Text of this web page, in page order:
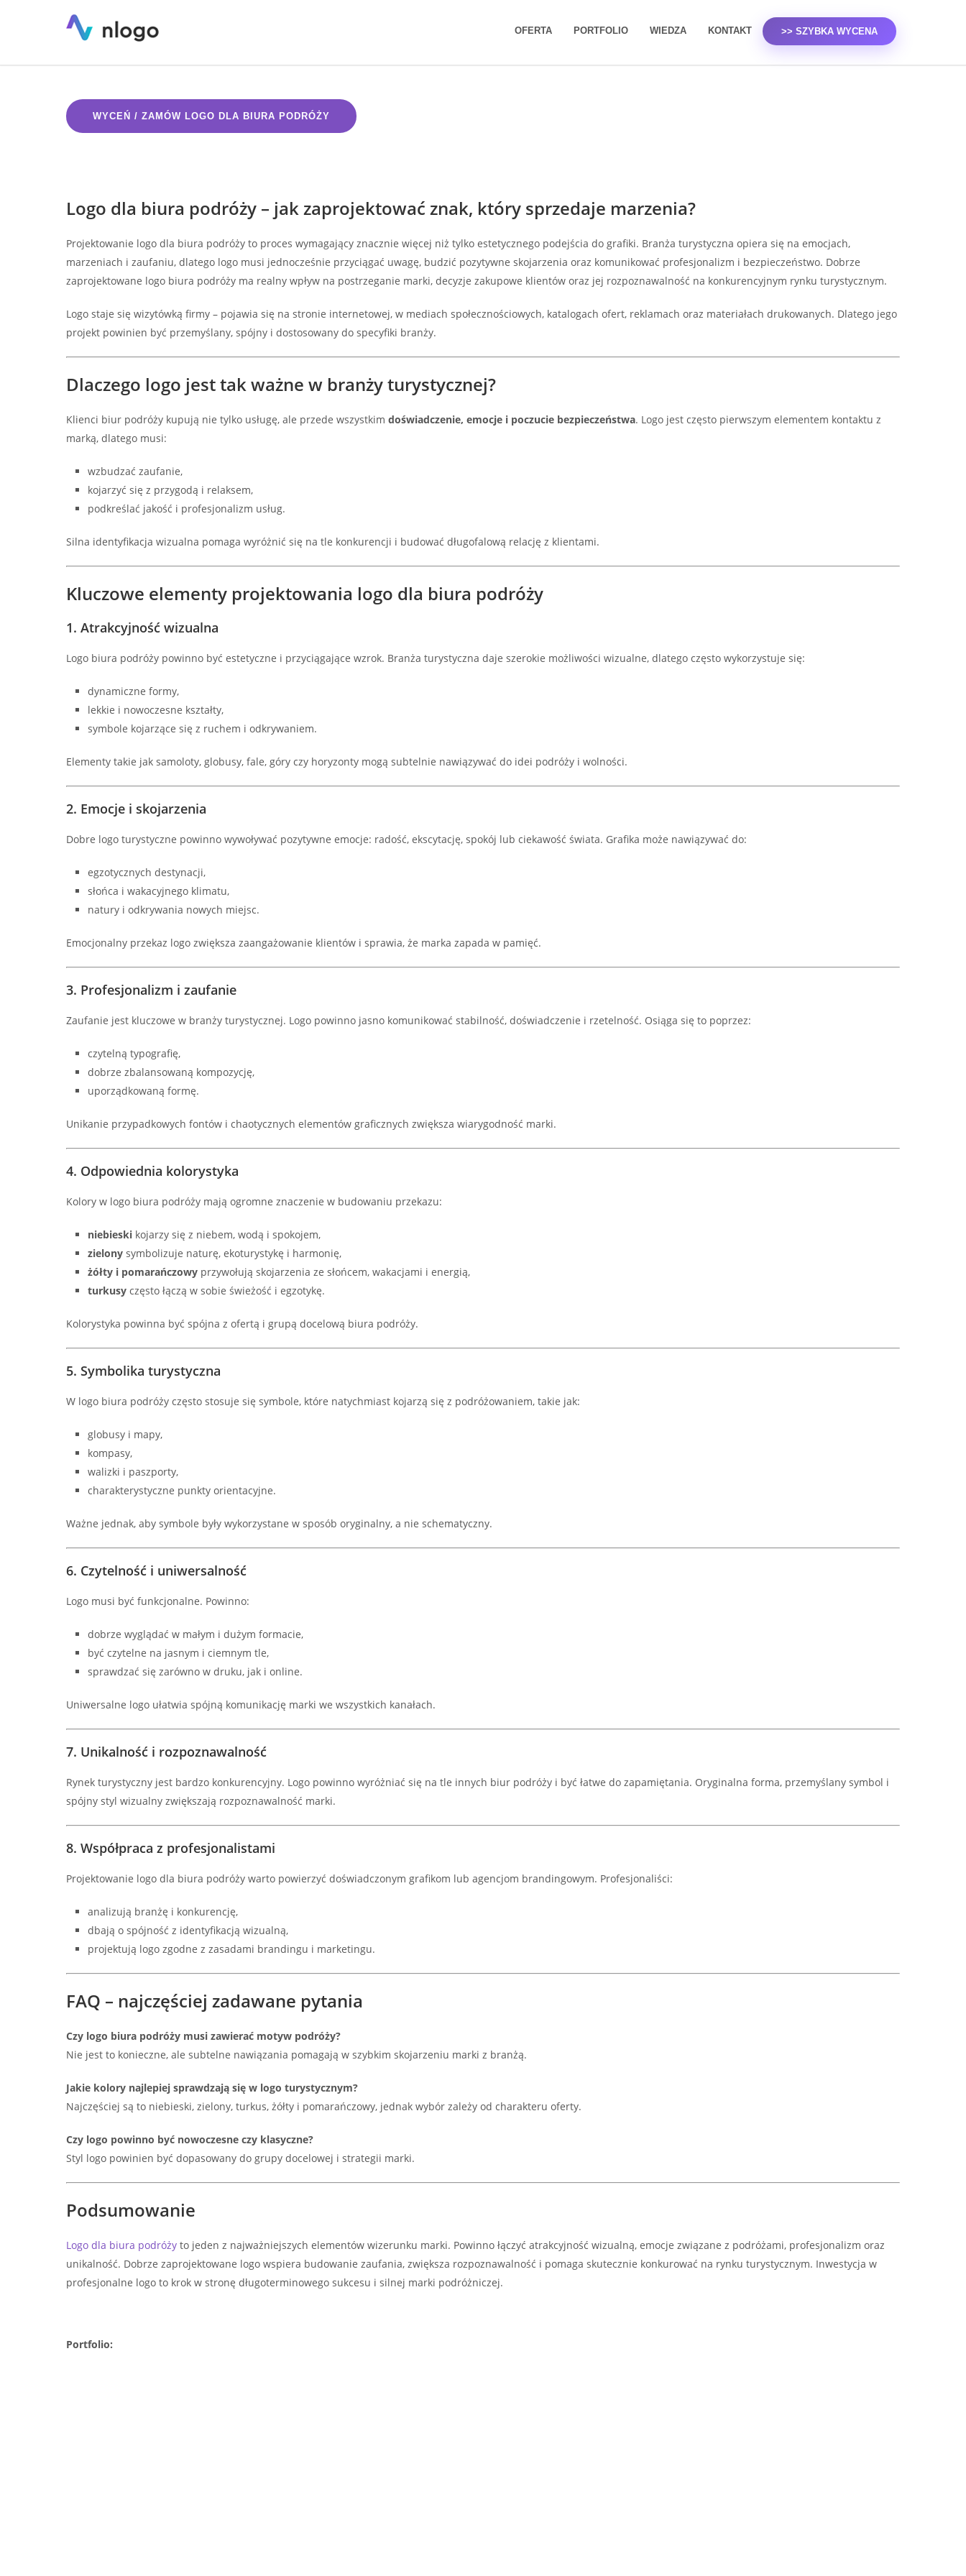
OFERTA PORTFOLIO WIEDZA KONTAKT >> SZYBKA WYCENA
Logo dla biura podróży
WYCEŃ / ZAMÓW LOGO DLA BIURA PODRÓŻY
Logo dla biura podróży – jak zaprojektować znak, który sprzedaje marzenia?
Projektowanie logo dla biura podróży to proces wymagający znacznie więcej niż tylko estetycznego podejścia do grafiki. Branża turystyczna opiera się na emocjach,
marzeniach i zaufaniu, dlatego logo musi jednocześnie przyciągać uwagę, budzić pozytywne skojarzenia oraz komunikować profesjonalizm i bezpieczeństwo. Dobrze
zaprojektowane logo biura podróży ma realny wpływ na postrzeganie marki, decyzje zakupowe klientów oraz jej rozpoznawalność na konkurencyjnym rynku turystycznym.
Logo staje się wizytówką firmy – pojawia się na stronie internetowej, w mediach społecznościowych, katalogach ofert, reklamach oraz materiałach drukowanych. Dlatego jego
projekt powinien być przemyślany, spójny i dostosowany do specyfiki branży.
Dlaczego logo jest tak ważne w branży turystycznej?
Klienci biur podróży kupują nie tylko usługę, ale przede wszystkim doświadczenie, emocje i poczucie bezpieczeństwa. Logo jest często pierwszym elementem kontaktu z
marką, dlatego musi:
wzbudzać zaufanie,
kojarzyć się z przygodą i relaksem,
podkreślać jakość i profesjonalizm usług.
Silna identyfikacja wizualna pomaga wyróżnić się na tle konkurencji i budować długofalową relację z klientami.
Kluczowe elementy projektowania logo dla biura podróży
1. Atrakcyjność wizualna
Logo biura podróży powinno być estetyczne i przyciągające wzrok. Branża turystyczna daje szerokie możliwości wizualne, dlatego często wykorzystuje się:
dynamiczne formy,
lekkie i nowoczesne kształty,
symbole kojarzące się z ruchem i odkrywaniem.
Elementy takie jak samoloty, globusy, fale, góry czy horyzonty mogą subtelnie nawiązywać do idei podróży i wolności.
2. Emocje i skojarzenia
Dobre logo turystyczne powinno wywoływać pozytywne emocje: radość, ekscytację, spokój lub ciekawość świata. Grafika może nawiązywać do:
egzotycznych destynacji,
słońca i wakacyjnego klimatu,
natury i odkrywania nowych miejsc.
Emocjonalny przekaz logo zwiększa zaangażowanie klientów i sprawia, że marka zapada w pamięć.
3. Profesjonalizm i zaufanie
Zaufanie jest kluczowe w branży turystycznej. Logo powinno jasno komunikować stabilność, doświadczenie i rzetelność. Osiąga się to poprzez:
czytelną typografię,
dobrze zbalansowaną kompozycję,
uporządkowaną formę.
Unikanie przypadkowych fontów i chaotycznych elementów graficznych zwiększa wiarygodność marki.
4. Odpowiednia kolorystyka
Kolory w logo biura podróży mają ogromne znaczenie w budowaniu przekazu:
niebieski kojarzy się z niebem, wodą i spokojem,
zielony symbolizuje naturę, ekoturystykę i harmonię,
żółty i pomarańczowy przywołują skojarzenia ze słońcem, wakacjami i energią,
turkusy często łączą w sobie świeżość i egzotykę.
Kolorystyka powinna być spójna z ofertą i grupą docelową biura podróży.
5. Symbolika turystyczna
W logo biura podróży często stosuje się symbole, które natychmiast kojarzą się z podróżowaniem, takie jak:
globusy i mapy,
kompasy,
walizki i paszporty,
charakterystyczne punkty orientacyjne.
Ważne jednak, aby symbole były wykorzystane w sposób oryginalny, a nie schematyczny.
6. Czytelność i uniwersalność
Logo musi być funkcjonalne. Powinno:
dobrze wyglądać w małym i dużym formacie,
być czytelne na jasnym i ciemnym tle,
sprawdzać się zarówno w druku, jak i online.
Uniwersalne logo ułatwia spójną komunikację marki we wszystkich kanałach.
7. Unikalność i rozpoznawalność
Rynek turystyczny jest bardzo konkurencyjny. Logo powinno wyróżniać się na tle innych biur podróży i być łatwe do zapamiętania. Oryginalna forma, przemyślany symbol i
spójny styl wizualny zwiększają rozpoznawalność marki.
8. Współpraca z profesjonalistami
Projektowanie logo dla biura podróży warto powierzyć doświadczonym grafikom lub agencjom brandingowym. Profesjonaliści:
analizują branżę i konkurencję,
dbają o spójność z identyfikacją wizualną,
projektują logo zgodne z zasadami brandingu i marketingu.
FAQ – najczęściej zadawane pytania
Czy logo biura podróży musi zawierać motyw podróży?
Nie jest to konieczne, ale subtelne nawiązania pomagają w szybkim skojarzeniu marki z branżą.
Jakie kolory najlepiej sprawdzają się w logo turystycznym?
Najczęściej są to niebieski, zielony, turkus, żółty i pomarańczowy, jednak wybór zależy od charakteru oferty.
Czy logo powinno być nowoczesne czy klasyczne?
Styl logo powinien być dopasowany do grupy docelowej i strategii marki.
Podsumowanie
Logo dla biura podróży to jeden z najważniejszych elementów wizerunku marki. Powinno łączyć atrakcyjność wizualną, emocje związane z podróżami, profesjonalizm oraz
unikalność. Dobrze zaprojektowane logo wspiera budowanie zaufania, zwiększa rozpoznawalność i pomaga skutecznie konkurować na rynku turystycznym. Inwestycja w
profesjonalne logo to krok w stronę długoterminowego sukcesu i silnej marki podróżniczej.
Portfolio: